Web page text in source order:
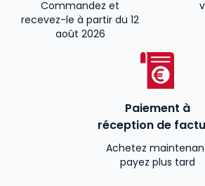
Commandez et
recevez-le à partir du 12
août 2026
Paiement à
réception de
Achetez
payez plus tard